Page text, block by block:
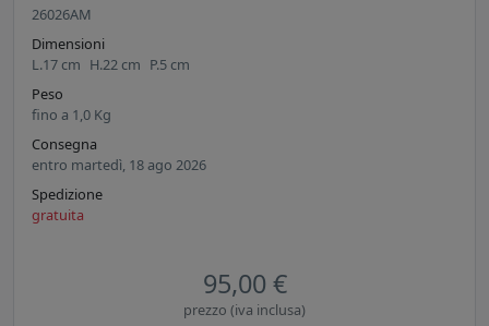
26026AM
Dimensioni
L.17 cm H.22 cm P.5 cm
Peso
fino a 1,0 Kg
Consegna
entro martedì, 18 ago 2026
Spedizione
gratuita
95,00 €
prezzo (iva inclusa)